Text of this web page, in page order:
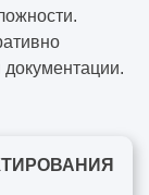
документации.